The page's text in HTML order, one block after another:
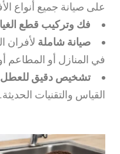
على صيانة جميع أنواع
فك وتركيب قطع
صيانة شاملة لأفران
في المنازل أو المطاعم
تشخيص دقيق للعطل
القياس والتقنيات الحديثة.